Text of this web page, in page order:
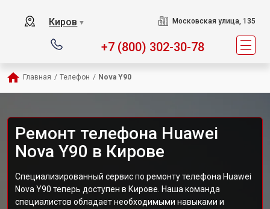
Киров ▼ Московская улица, 135
+7 (800) 302-30-78
Главная / Телефон / Nova Y90
Ремонт телефона Huawei
Nova Y90 в Кирове
Специализированный сервис по ремонту телефона Huawei
Nova Y90 теперь доступен в Кирове. Наша команда
специалистов обладает необходимыми навыками и